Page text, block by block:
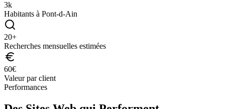
3k
Habitants à Pont-d-Ain
20+
Recherches mensuelles estimées
60€
Valeur par client
Performances